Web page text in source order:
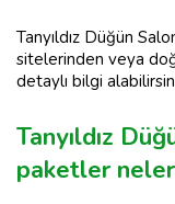
Tanyıldız Düğün
sitelerinden veya
detaylı bilgi
Tanyıldız
paketler